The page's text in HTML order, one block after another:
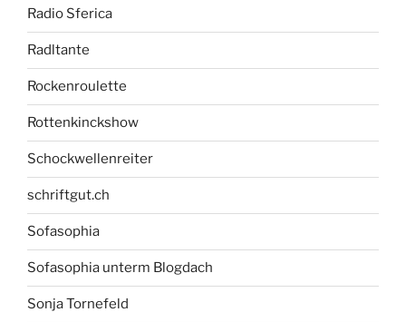
Radio Sferica
Radltante
Rockenroulette
Rottenkinckshow
Schockwellenreiter
schriftgut.ch
Sofasophia
Sofasophia unterm Blogdach
Sonja Tornefeld